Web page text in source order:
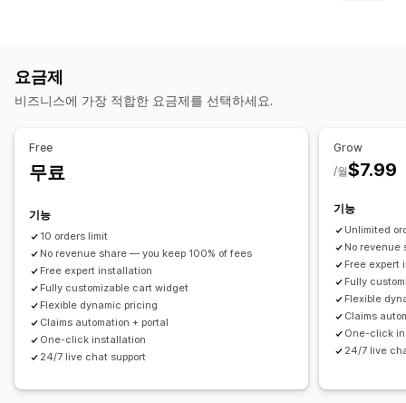
제안 및 권장 사항
분석
전환율 추천 실적
고정 가격
사용자 지정 브랜딩
자동 취급
이메일 알림
요금제
비즈니스에 가장 적합한 요금제를 선택하세요.
Free
무료
기능
10 orders limit
No revenue share — you keep 100% of fees
Free expert installation
Fully customizable cart widget
Flexible dynamic pricing
Claims automation + portal
One-click installation
24/7 live chat support
Grow
$7.99
/월
기능
Unlimited
No revenue
Free expert
Fully
Flexible
Claims
One-click
24/7 live